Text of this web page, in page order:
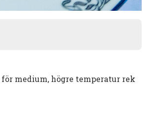
för medium, högre temperatur rek